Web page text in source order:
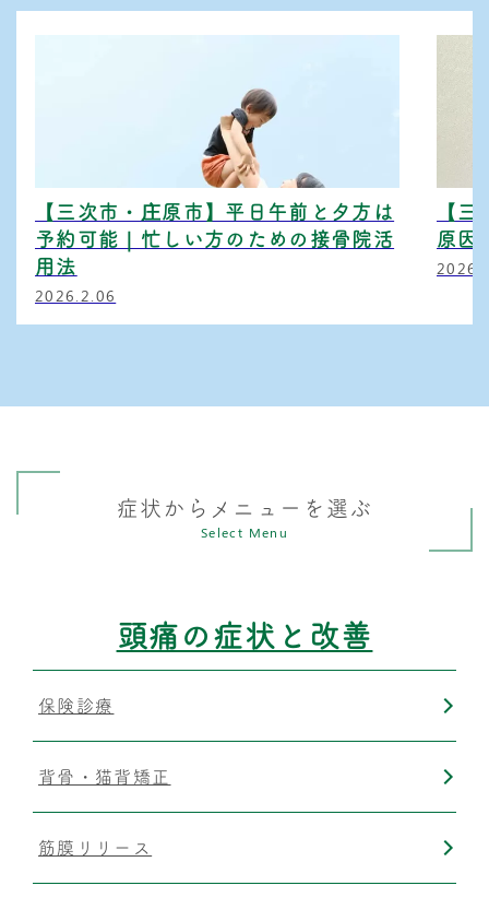
【三次市・庄原市】平日午前と夕方は
予約可能｜忙しい方のための接骨院活
用法
2026.2.06
【
原因
症状からメニューを選ぶ
Select Menu
頭痛の症状と改善
保険診療
背骨・猫背矯正
筋膜リリース